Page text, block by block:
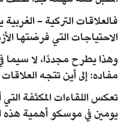
فالعلاقات التركية -
الاحتياجات التي فرضتها
وهذا يطرح مجددًا، لا سيما
مفاده: إلى أين تتجه
تعكس اللقاءات المكثفة
يومين في موسكو أهمية هذه